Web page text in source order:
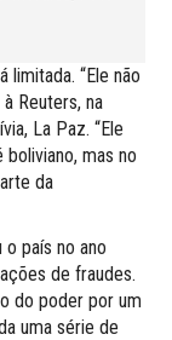
limitada. “Ele não
Reuters, na
La Paz. “Ele
mas no
da
país no ano
de fraudes.
do poder por um
uma série de